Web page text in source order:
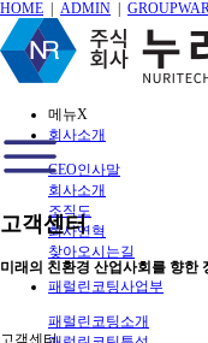
HOME ADMIN
메뉴X
회사소개
CEO인사말
회사소개
조직도
회사연혁
찾아오시는길
패럴린코팅사업부
패럴린코팅소개
고객센터
미래의 친환경 산업사회를 향한
고객센터